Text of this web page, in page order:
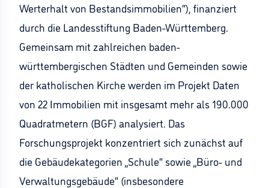
Werterhalt von Bestandsimmobilien“), finanziert
durch die Landesstiftung Baden-Württemberg.
Gemeinsam mit zahlreichen baden-
württembergischen Städten und Gemeinden sowie
der katholischen Kirche werden im Projekt Daten
von 22 Immobilien mit insgesamt mehr als 190.000
Quadratmetern (BGF) analysiert. Das
Forschungsprojekt konzentriert sich zunächst auf
die Gebäudekategorien „Schule“ sowie „Büro- und
Verwaltungsgebäude“ (insbesondere